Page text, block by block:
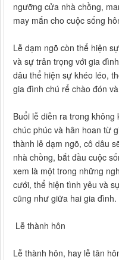
ngưỡng cửa nhà chồng,
may mắn cho cuộc sống
Lễ dạm ngõ còn thể hiện
và sự trân trọng với gia
dâu thể hiện sự khéo léo,
gia đình chú rể chào đón
Buổi lễ diễn ra trong
chúc phúc và hân hoan từ
thành lễ dạm ngõ, cô dâu
nhà chồng, bắt đầu cuộc
xem là một trong những
cưới, thể hiện tình yêu và
cũng như giữa hai gia đình.
Lễ thành hôn
Lễ thành hôn, hay lễ tân